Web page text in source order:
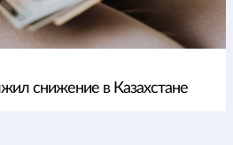
снижение в Казахстане